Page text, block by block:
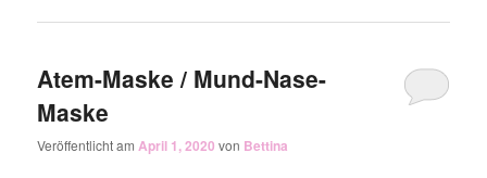
Atem-Maske / Mund-Nase-
Maske
Veröffentlicht am April 1, 2020 von Bettina